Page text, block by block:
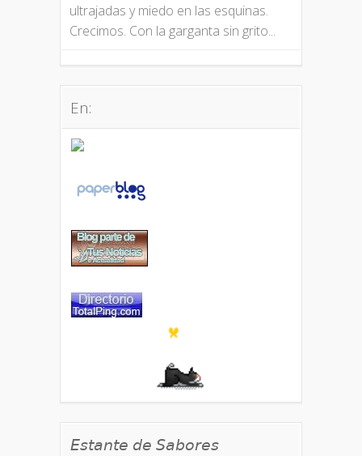
ultrajadas y miedo en las esquinas.
Crecimos. Con la garganta sin grito...
En:
𝘌𝘴𝘵𝘢𝘯𝘵𝘦 𝘥𝘦 𝘚𝘢𝘣𝘰𝘳𝘦𝘴